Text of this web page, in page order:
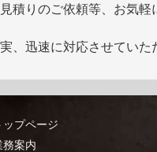
積りのご依頼等、お気軽
、迅速に対応させていた
ップページ
務案内